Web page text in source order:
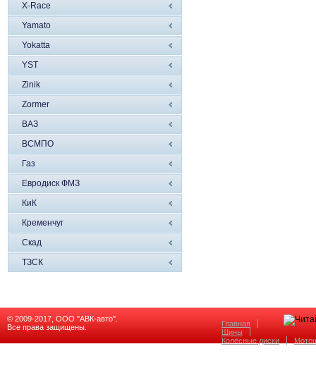
X-Race
Yamato
Yokatta
YST
Zinik
Zormer
ВАЗ
ВСМПО
Газ
Евродиск ФМЗ
КиК
Кременчуг
Скад
ТЗСК
© 2009-2017, ООО "АВК-авто".
Все права защищены.
Главная
Шины
Колёсные диски